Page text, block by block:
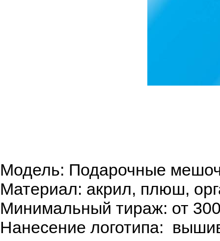
Модель: Подарочные
Материал: акрил, плюш,
Минимальный тираж: от
Нанесение логотипа: